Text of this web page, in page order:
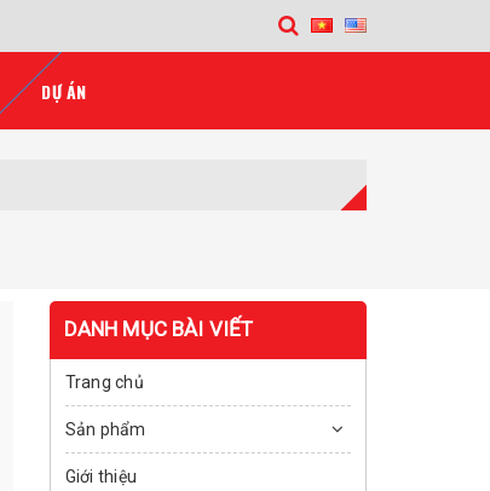
DỰ ÁN
DANH MỤC BÀI VIẾT
Trang chủ
Sản phẩm
Giới thiệu